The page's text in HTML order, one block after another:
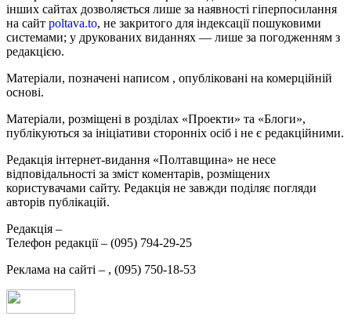
інших сайтах дозволяється лише за наявності гіперпосилання
на сайт poltava.to, не закритого для індексації пошуковими
системами; у друкованих виданнях — лише за погодженням з
редакцією.
Матеріали, позначені написом , опубліковані на комерційній
основі.
Матеріали, розміщені в розділах «Проекти» та «Блоги»,
публікуються за ініціативи сторонніх осіб і не є редакційними.
Редакція інтернет-видання «Полтавщина» не несе
відповідальності за зміст коментарів, розміщених
користувачами сайту. Редакція не завжди поділяє погляди
авторів публікацій.
Редакція –
Телефон редакції – (095) 794-29-25
Реклама на сайті – , (095) 750-18-53